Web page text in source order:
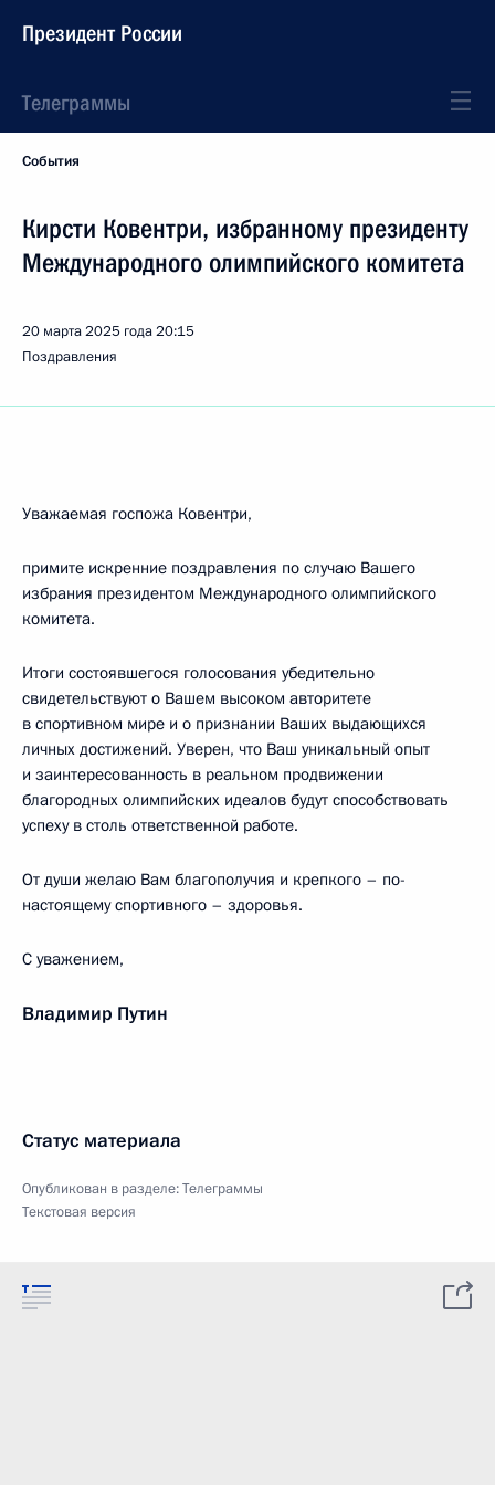
Президент России
Телеграммы
События
Кирсти Ковентри, избранному президенту
Международного олимпийского комитета
20 марта 2025 года20:15
Поздравления
Уважаемая госпожа Ковентри,
примите искренние поздравления по случаю Вашего
избрания президентом Международного олимпийского
комитета.
Итоги состоявшегося голосования убедительно
свидетельствуют о Вашем высоком авторитете
в спортивном мире и о признании Ваших выдающихся
личных достижений. Уверен, что Ваш уникальный опыт
и заинтересованность в реальном продвижении
благородных олимпийских идеалов будут способствовать
успеху в столь ответственной работе.
От души желаю Вам благополучия и крепкого – по-
настоящему спортивного – здоровья.
С уважением,
Владимир Путин
Статус материала
Опубликован в разделе:Телеграммы
Текстовая версия